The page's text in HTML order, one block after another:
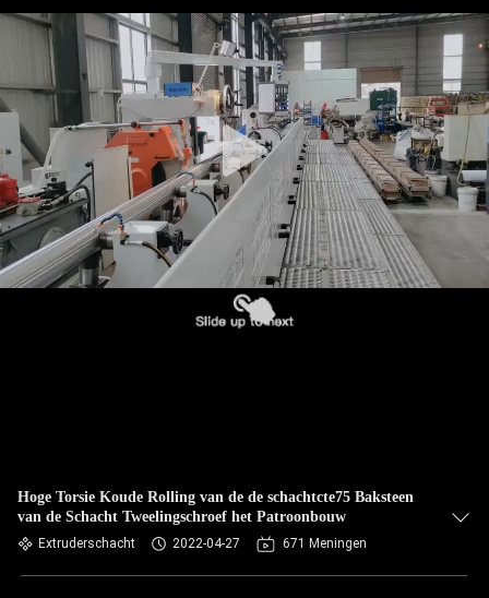
Hoge Torsie Koude Rolling van de de schachtcte75 Baksteen
van de Schacht Tweelingschroef het Patroonbouw
Extruderschacht 2022-04-27 671 Meningen